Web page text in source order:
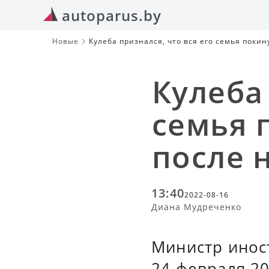
autoparus.by
Новые Кулеба признался, что вся его семья
семья
после
13:402022-08-16
Диана Мудреченко
Министр